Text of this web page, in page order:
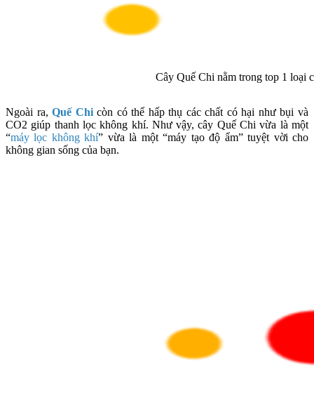
Cây Quế Chi nằm trong top 1 loại
Ngoài ra,Quế Chicòn có thể hấp thụ các chất có hại như bụi và
CO2 giúp thanh lọc không khí. Như vậy, cây Quế Chi vừa là một
“máy lọc không khí” vừa là một “máy tạo độ ẩm” tuyệt vời cho
không gian sống của bạn.